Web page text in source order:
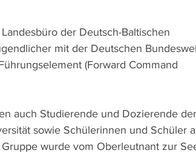
der Deutsch-Baltischen
mit der Deutschen
(Forward Command
auch Studierende und Dozierende der
sowie Schülerinnen und Schüler
wurde vom Oberleutnant zur